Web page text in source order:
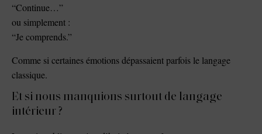
“Continue…”
ou simplement :
“Je comprends.”
Comme si certaines émotions dépassaient parfois le langage
classique.
Et si nous manquions surtout de langage
intérieur ?